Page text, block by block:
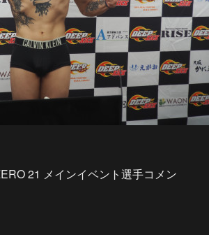
21 メインイベント選手コメン